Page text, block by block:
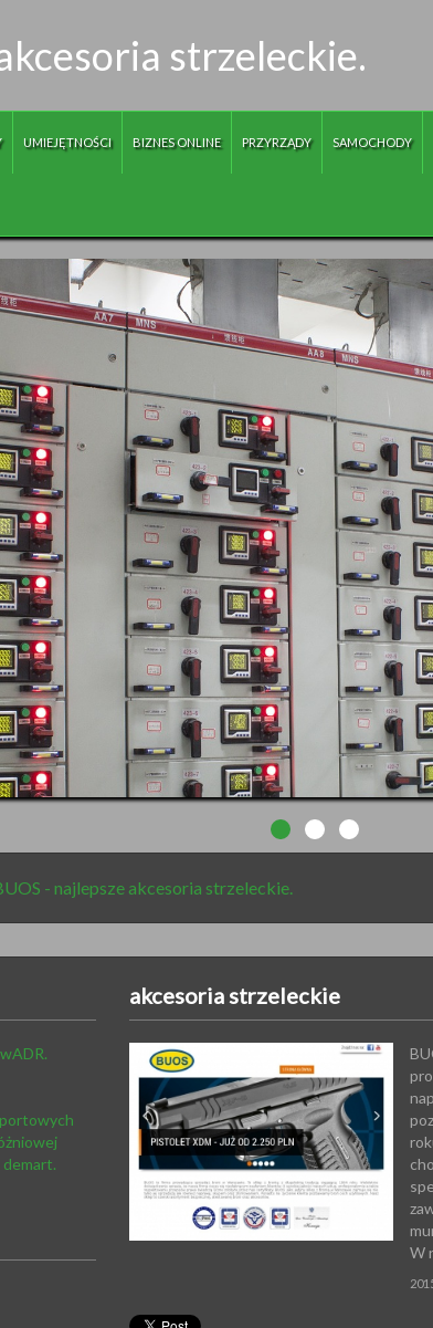
strzeleckie.
UMIEJĘTNOŚCI BIZNES ONLINE PRZYRZĄDY SAMOCHODY
- najlepsze akcesoria strzeleckie.
akcesoria strzeleckie
W